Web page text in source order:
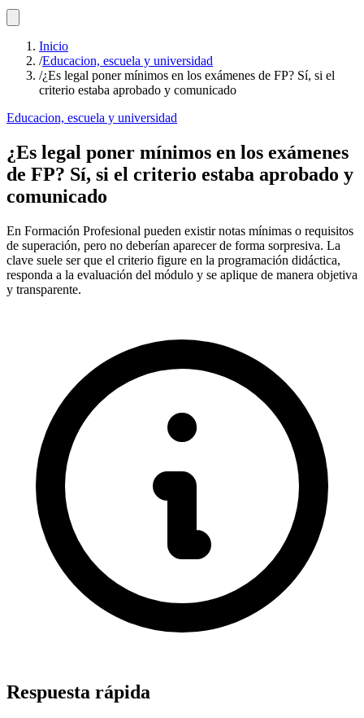
Inicio
/Educacion, escuela y universidad
/¿Es legal poner mínimos en los exámenes de FP? Sí, si el
criterio estaba aprobado y comunicado
Educacion, escuela y universidad
¿Es legal poner mínimos en los exámenes
de FP? Sí, si el criterio estaba aprobado y
comunicado
En Formación Profesional pueden existir notas mínimas o requisitos
de superación, pero no deberían aparecer de forma sorpresiva. La
clave suele ser que el criterio figure en la programación didáctica,
responda a la evaluación del módulo y se aplique de manera objetiva
y transparente.
Respuesta rápida